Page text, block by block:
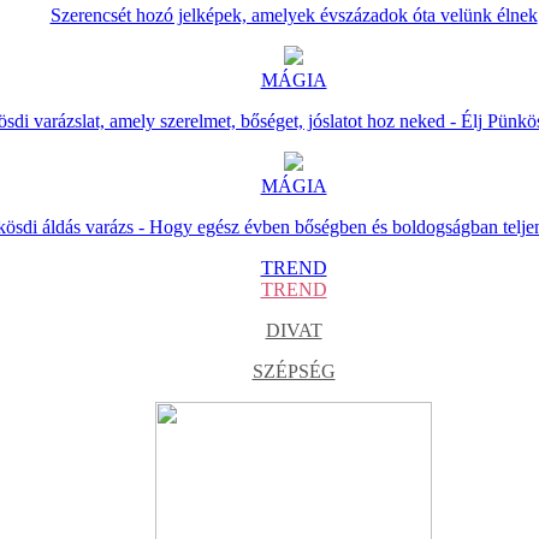
Szerencsét hozó jelképek, amelyek évszázadok óta velünk élnek
MÁGIA
varázslat, amely szerelmet, bőséget, jóslatot hoz neked - Élj
MÁGIA
áldás varázs - Hogy egész évben bőségben és boldogságban
TREND
TREND
DIVAT
SZÉPSÉG